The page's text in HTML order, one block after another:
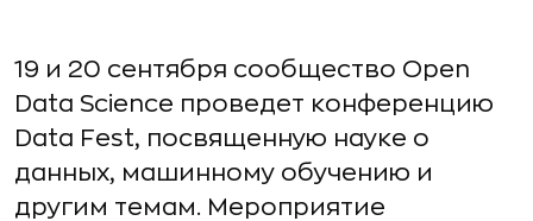
19 и 20 сентября сообщество Open
Data Science проведет конференцию
Data Fest, посвященную науке о
данных, машинному обучению и
другим темам. Мероприятие